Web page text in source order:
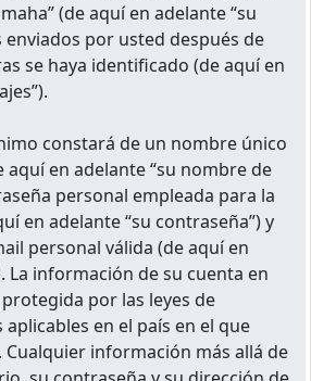
(de aquí en adelante “su
enviados por usted después de
se haya identificado (de aquí en
constará de un nombre único
en adelante “su nombre de
personal empleada para la
en adelante “su contraseña”) y
personal válida (de aquí en
La información de su cuenta en
protegida por las leyes de
en el país en el que
Cualquier información más allá de